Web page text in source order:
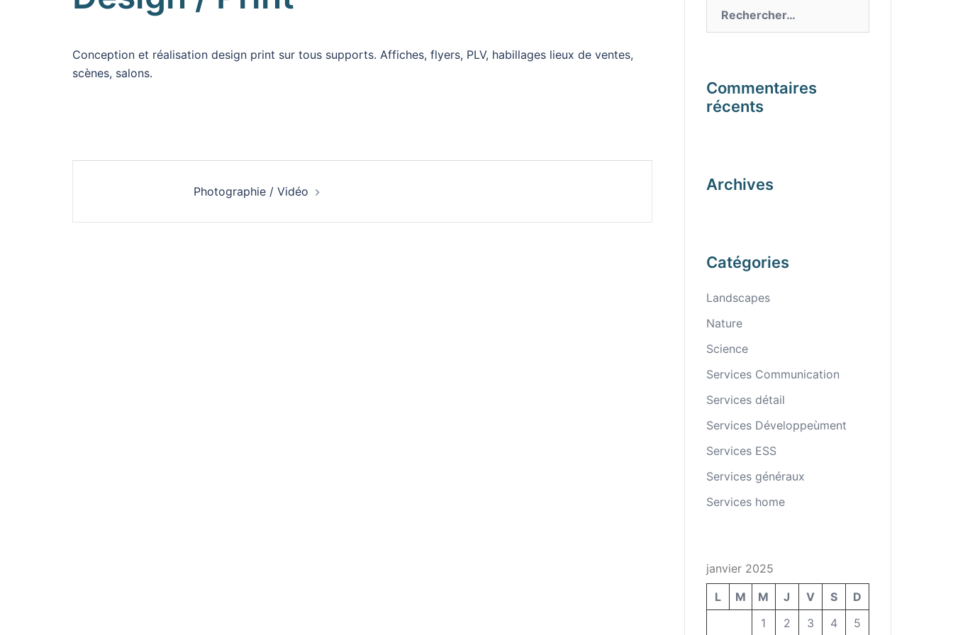
Conception et réalisation design print sur tous supports. Affiches, flyers, PLV, habillages lieux de ventes,
scènes, salons.
Navigation
d’article
Photographie / Vidéo
Commentaires
récents
Archives
Catégories
Landscapes
Nature
Science
Services Communication
Services détail
Services Développeùment
Services ESS
Services généraux
Services home
janvier 2025
L
M M J V S
D
1
2 3 4
5